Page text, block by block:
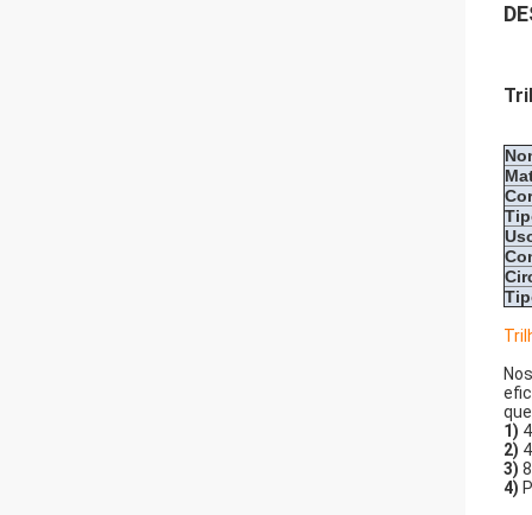
Cor
1)
2)
3)
4)